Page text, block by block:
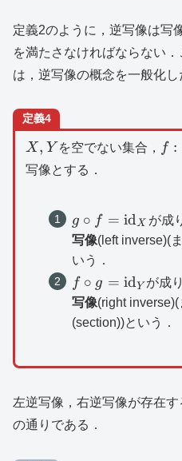
定義2のように，逆写像は写
を満たさなければならない
は，逆写像の概念を一般化し
定義4
X,Y
X , Y を空でない集合， f :
写像とする．
g\circ
g ∘ f = idX が成
写像(left inverse)(
いう．
f\circ
f ∘ g = idY が成
写像(right inverse)(
(section))という．
左逆写像，右逆写像が存在
の通りである．